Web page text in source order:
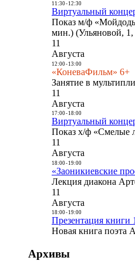
11:30- 12:30
Виртуальный
Показ м/ф
мин.) (Ульяновой,
11
Августа
12:00- 13:00
«КоневаФильм» 6+
Занятие в
11
Августа
17:00- 18:00
Виртуальный
Показ х/ф «Смелые
11
Августа
18:00- 19:00
«Заоникиевские
Лекция диакона
11
Августа
18:00- 19:00
Презентация книги
Новая книга поэта
Архивы